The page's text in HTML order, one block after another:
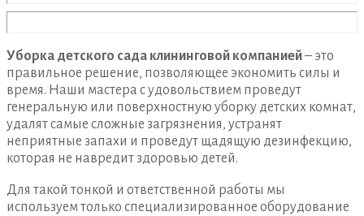
Уборка детского сада клининговой компанией– это
правильное решение, позволяющее экономить силы и
время. Наши мастера с удовольствием проведут
генеральную или поверхностную уборку детских комнат,
удалят самые сложные загрязнения, устранят
неприятные запахи и проведут щадящую дезинфекцию,
которая не навредит здоровью детей.
Для такой тонкой и ответственной работы мы
используем только специализированное оборудование